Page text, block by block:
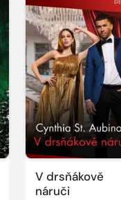
V drsňákově
náruči